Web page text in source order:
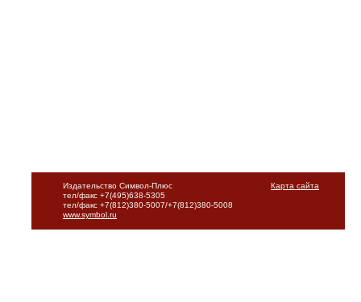
Карта сайта
Издательство Символ-Плюс
тел/факс +7(495)638-5305
тел/факс +7(812)380-5007/+7(812)380-5008
www.symbol.ru